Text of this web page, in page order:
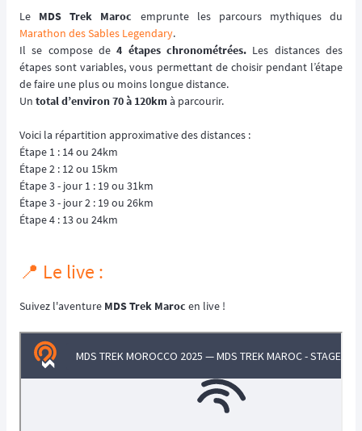
Le MDS Trek Maroc emprunte les parcours mythiques du
Marathon des Sables Legendary.
Il se compose de4 étapes chronométrées. Les distances des
étapes sont variables, vous permettant de choisir pendant l’étape
de faire une plus ou moins longue distance.
Un total d’environ 70 à 120kmà parcourir.
Voici la répartition approximative des distances :
Étape 1 : 14 ou 24km
Étape 2 : 12 ou 15km
Étape 3 - jour 1 : 19 ou 31km
Étape 3 - jour 2 : 19 ou 26km
Étape 4 : 13 ou 24km
📍 Le live :
Suivez l'aventure MDS Trek Maroc en live !